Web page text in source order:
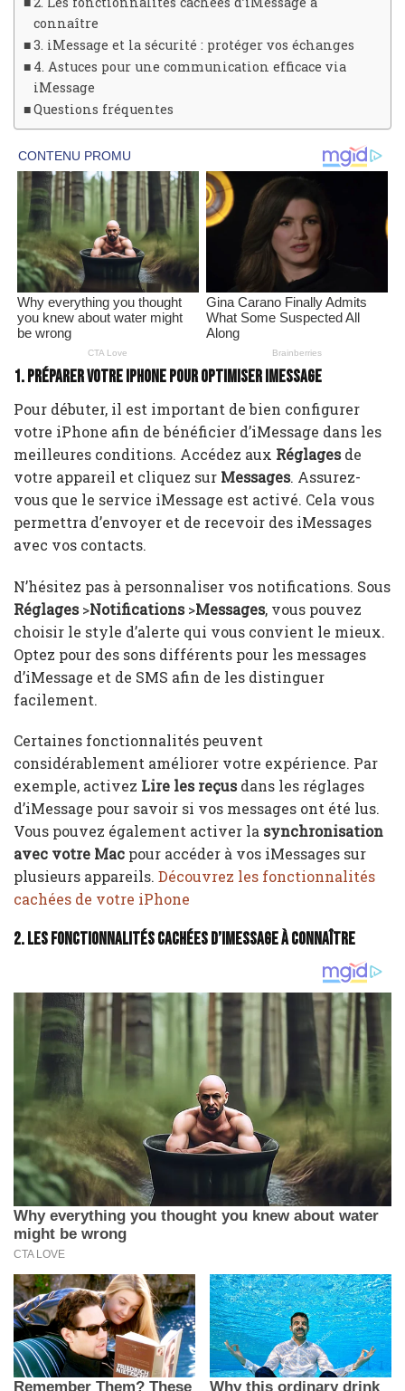
connaître
3. iMessage et la sécurité : protéger vos échanges
4. Astuces pour une communication efficace via
iMessage
Questions fréquentes
1. Préparer votre iPhone pour optimiser iMessage
Pour débuter, il est important de bien configurer
votre iPhone afin de bénéficier d’iMessage dans les
meilleures conditions. Accédez aux Réglagesde
votre appareil et cliquez sur Messages. Assurez-
vous que le service iMessage est activé. Cela vous
permettra d’envoyer et de recevoir des iMessages
avec vos contacts.
N’hésitez pas à personnaliser vos notifications. Sous
Réglages>Notifications>Messages, vous pouvez
choisir le style d’alerte qui vous convient le mieux.
Optez pour des sons différents pour les messages
d’iMessage et de SMS afin de les distinguer
facilement.
Certaines fonctionnalités peuvent
considérablement améliorer votre expérience. Par
exemple, activez Lire les reçusdans les réglages
d’iMessage pour savoir si vos messages ont été lus.
Vous pouvez également activer la synchronisation
avec votre Mac pour accéder à vos iMessages sur
plusieurs appareils. Découvrez les fonctionnalités
cachées de votre iPhone
2. Les fonctionnalités cachées d’iMessage à connaître